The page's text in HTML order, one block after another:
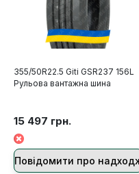
355/50R22.5 Giti GSR237 156L
Рульова вантажна шина
15 497 грн.
Повідомити про